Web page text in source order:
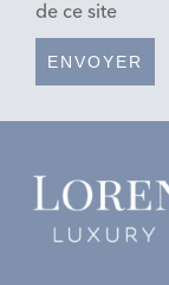
de ce site
ENVOYER